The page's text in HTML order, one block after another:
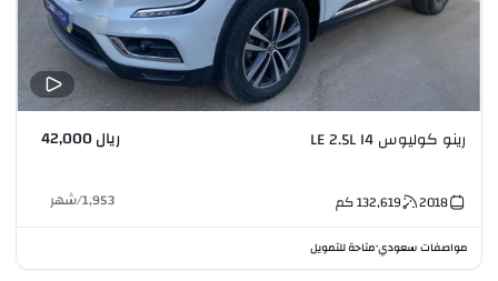
رينو كوليوس LE 2.5L I4 ريال 42,000
2018
132,619كم 1,953
/شهر
مواصفات سعودي•متاحة للتمويل